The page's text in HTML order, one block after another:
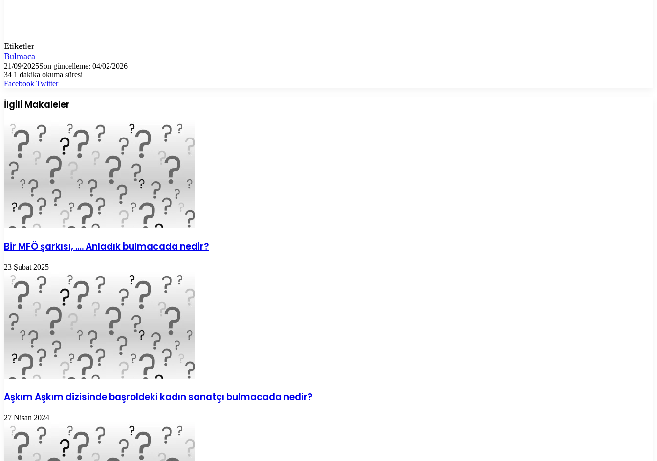
Etiketler
Bulmaca
21/09/2025Son güncelleme: 04/02/2026
34 1 dakika okuma süresi
Facebook TwitterLinkedIn
Tumblr
Pinterest
Reddit
VKontakte
E-
ile
paylaş
Yazdır
İlgili Makaleler
Bir MFÖ şarkısı, …. Anladık bulmacada nedir?
23 Şubat 2025
Aşkım Aşkım dizisinde başroldeki kadın sanatçı bulmacada nedir?
27 Nisan 2024